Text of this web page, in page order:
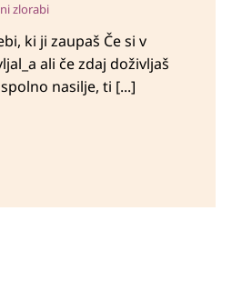
zlorabi
ki ji zaupaš Če si v
ali če zdaj doživljaš
nasilje, ti [...]